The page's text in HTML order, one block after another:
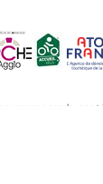
pour la